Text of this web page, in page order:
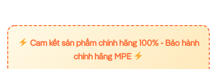
Cam kết sản phẩm chính hãng 100% - Bảo hành
chính hãng MPE